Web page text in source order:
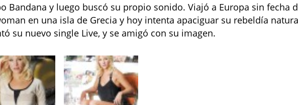
Bandana y luego buscó su propio sonido. Viajó a Europa sin fecha
en una isla de Grecia y hoy intenta apaciguar su rebeldía
su nuevo single Live, y se amigó con su imagen.